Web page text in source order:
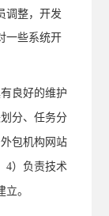
调整，开发
一些系统开
良好的维护
分、任务分
包机构网站
4）负责技术
立。